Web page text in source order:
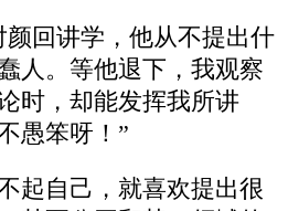
回讲学，他从不提出什
人。等他退下，我观察
时，却能发挥我所讲
愚笨呀！”
起自己，就喜欢提出很